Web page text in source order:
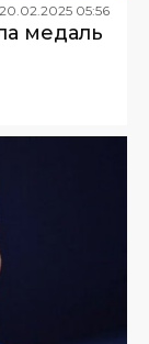
20 02 2025 05:56
медаль